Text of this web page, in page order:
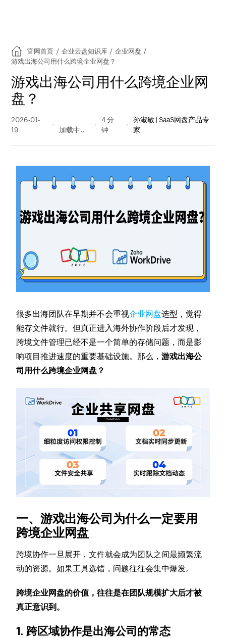
官网首页 / 企业云盘知识库 / 企业网盘 /
游戏出海公司用什么跨境企业网盘？
游戏出海公司用什么跨境企业网
盘？
2026-01-
19
量
4 分
钟
孙淑敏 | SaaS网盘产品专
家
很多出海团队在早期并不会重视企业网盘选型，觉得
能存文件就行。但真正进入海外协作阶段后才发现，
跨境文件管理已经不是一个简单的存储问题，而是影
响项目推进速度的重要基础设施。那么，游戏出海公
司用什么跨境企业网盘？
一、游戏出海公司为什么一定要用
跨境企业网盘
跨境协作一旦展开，文件就会成为团队之间最频繁流
动的资源。如果工具选错，问题往往会集中爆发。
跨境企业网盘的价值，往往是在团队规模扩大后才被
真正意识到。
1. 跨区域协作是出海公司的常态